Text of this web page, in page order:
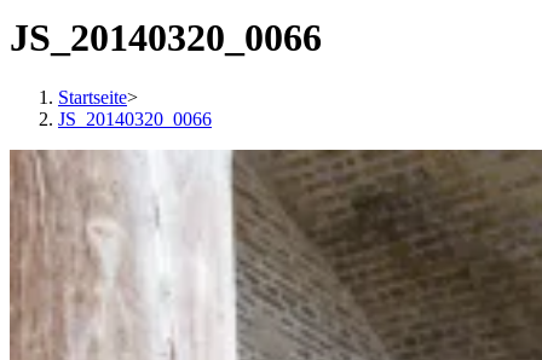
JS_20140320_0066
Startseite>
JS_20140320_0066